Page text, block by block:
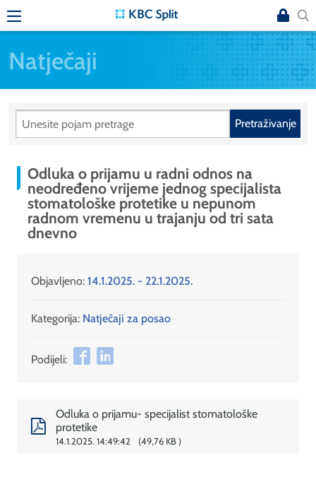
Natječaji
Pretraživanje
Odluka o prijamu u radni odnos na
neodređeno vrijeme jednog specijalista
stomatološke protetike u nepunom
radnom vremenu u trajanju od tri sata
dnevno
Objavljeno: 14.1.2025. - 22.1.2025.
Kategorija: Natječaji za posao
Podijeli:
Odluka o prijamu- specijalist stomatološke
protetike
14.1.2025. 14:49:42 49,76 KB